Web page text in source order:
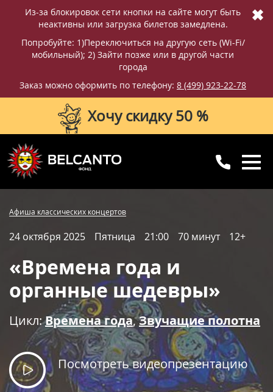
Из-за блокировок сети кнопки на сайте могут быть
неактивны или загрузка билетов замедлена.
Попробуйте: 1)Переключиться на другую сеть (Wi-Fi/
мобильный); 2) Зайти позже или в другой части
города
Заказ можно оформить по телефону: 8 (499) 923-22-78
✖
Хочу скидку 50 %
с 10:00 до 20:00
Вопросы и ответы Схема зала
Правила покупки билетов
Афиша классических концертов
24 октября 2025 Пятница 21:00 70 минут 12+
«Времена года и
органные шедевры»
Цикл:Времена года,Звучащие полотна
Посмотреть видеопрезентацию